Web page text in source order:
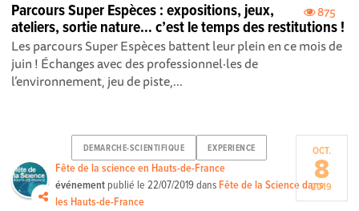
875
Parcours Super Espèces : expositions, jeux,
ateliers, sortie nature… c’est le temps des restitutions !
Les parcours Super Espèces battent leur plein en ce mois de
juin ! Échanges avec des professionnel·les de
l’environnement, jeu de piste,...
DEMARCHE-SCIENTIFIQUE EXPERIENCE
Fête de la science en Hauts-de-France
événement publié le22/07/2019dans Fête de la Science dans
les Hauts-de-France
OCT.
8
2019